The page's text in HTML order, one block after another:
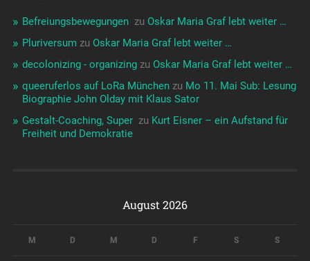
Befreiungsbewegungen ️‍ zu Oskar Maria Graf lebt weiter …
Pluriversum zu Oskar Maria Graf lebt weiter …
decolonizing - organizingzu Oskar Maria Graf lebt weiter …
queeruferlos auf LoRa Münchenzu Mo 11. Mai Sub: Lesung
Biographie John Olday mit Klaus Sator
Gestalt-Coaching, Super ️‍ zu Kurt Eisner – ein Aufstand für
Freiheit und Demokratie
August 2026
M D M D F S S